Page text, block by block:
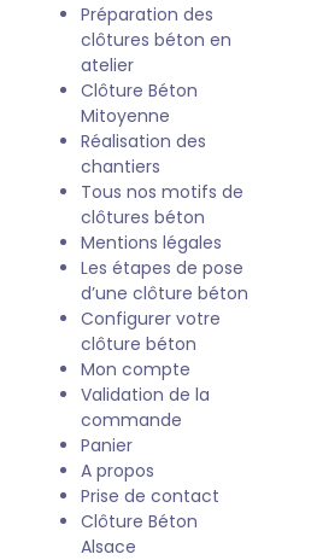
Préparation des
clôtures béton en
atelier
Clôture Béton
Mitoyenne
Réalisation des
chantiers
Tous nos motifs de
clôtures béton
Mentions légales
Les étapes de pose
d’une clôture béton
Configurer votre
clôture béton
Mon compte
Validation de la
commande
Panier
A propos
Prise de contact
Clôture Béton
Alsace